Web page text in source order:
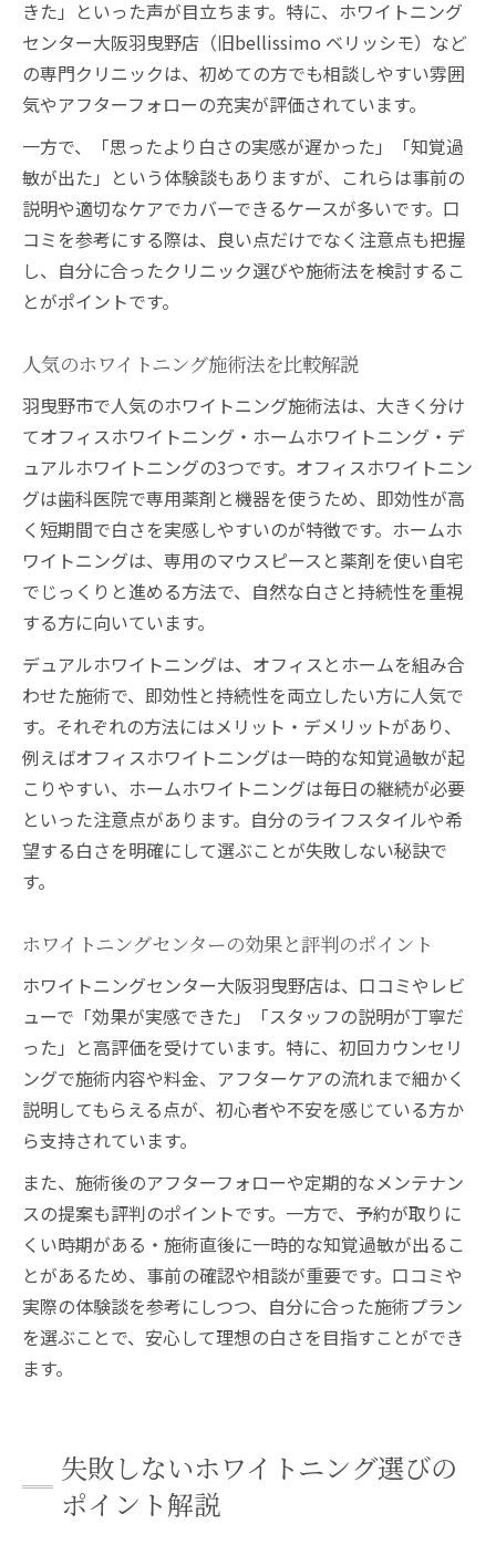
きた」といった声が目立ちます。特に、ホワイトニング
センター大阪羽曳野店（旧bellissimo ベリッシモ）など
の専門クリニックは、初めての方でも相談しやすい雰囲
気やアフターフォローの充実が評価されています。
一方で、「思ったより白さの実感が遅かった」「知覚過
敏が出た」という体験談もありますが、これらは事前の
説明や適切なケアでカバーできるケースが多いです。口
コミを参考にする際は、良い点だけでなく注意点も把握
し、自分に合ったクリニック選びや施術法を検討するこ
とがポイントです。
人気のホワイトニング施術法を比較解説
羽曳野市で人気のホワイトニング施術法は、大きく分け
てオフィスホワイトニング・ホームホワイトニング・デ
ュアルホワイトニングの3つです。オフィスホワイトニン
グは歯科医院で専用薬剤と機器を使うため、即効性が高
く短期間で白さを実感しやすいのが特徴です。ホームホ
ワイトニングは、専用のマウスピースと薬剤を使い自宅
でじっくりと進める方法で、自然な白さと持続性を重視
する方に向いています。
デュアルホワイトニングは、オフィスとホームを組み合
わせた施術で、即効性と持続性を両立したい方に人気で
す。それぞれの方法にはメリット・デメリットがあり、
例えばオフィスホワイトニングは一時的な知覚過敏が起
こりやすい、ホームホワイトニングは毎日の継続が必要
といった注意点があります。自分のライフスタイルや希
望する白さを明確にして選ぶことが失敗しない秘訣で
す。
ホワイトニングセンターの効果と評判のポイント
ホワイトニングセンター大阪羽曳野店は、口コミやレビ
ューで「効果が実感できた」「スタッフの説明が丁寧だ
った」と高評価を受けています。特に、初回カウンセリ
ングで施術内容や料金、アフターケアの流れまで細かく
説明してもらえる点が、初心者や不安を感じている方か
ら支持されています。
また、施術後のアフターフォローや定期的なメンテナン
スの提案も評判のポイントです。一方で、予約が取りに
くい時期がある・施術直後に一時的な知覚過敏が出るこ
とがあるため、事前の確認や相談が重要です。口コミや
実際の体験談を参考にしつつ、自分に合った施術プラン
を選ぶことで、安心して理想の白さを目指すことができ
ます。
失敗しないホワイトニング選びの
ポイント解説